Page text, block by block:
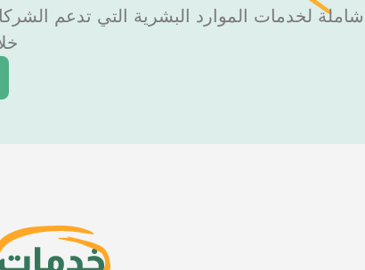
شاملة لخدمات الموارد البشرية التي تدعم